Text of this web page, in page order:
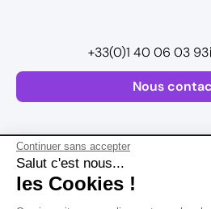
Continuer sans accepter
Salut c'est nous...
les Cookies !
Nous
+33(0)1 40 06 03 93